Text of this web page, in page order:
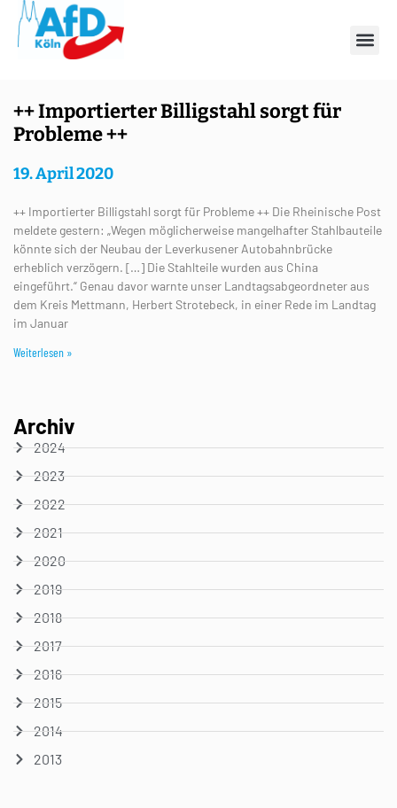
Tag: 19. April 2020
++ Importierter Billigstahl sorgt für
Probleme ++
19. April 2020
++ Importierter Billigstahl sorgt für Probleme ++ Die Rheinische Post
meldete gestern: „Wegen möglicherweise mangelhafter Stahlbauteile
könnte sich der Neubau der Leverkusener Autobahnbrücke
erheblich verzögern. […] Die Stahlteile wurden aus China
eingeführt.“ Genau davor warnte unser Landtagsabgeordneter aus
dem Kreis Mettmann, Herbert Strotebeck, in einer Rede im Landtag
im Januar
Weiterlesen »
Archiv
2024
2023
2022
2021
2020
2019
2018
2017
2016
2015
2014
2013